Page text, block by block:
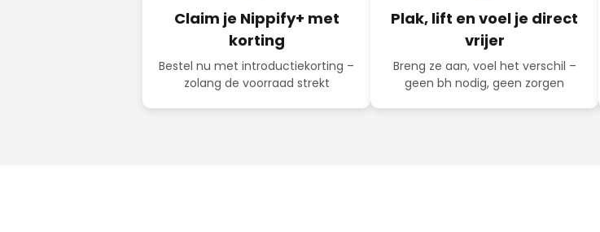
Claim je Nippify+ met
korting
Bestel nu met introductiekorting –
zolang de voorraad strekt
Plak, lift en voel je direct
vrijer
Breng ze aan, voel het verschil –
geen bh nodig, geen zorgen